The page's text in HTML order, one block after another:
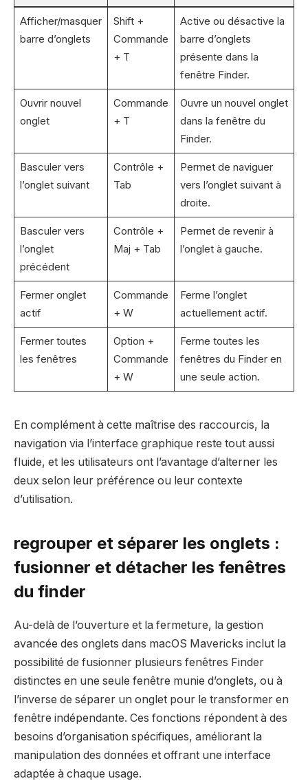
Afficher/masquer
barre d’onglets
Shift +
Commande
+ T
Active ou désactive la
barre d’onglets
présente dans la
fenêtre Finder.
Ouvrir nouvel
onglet
Commande
+ T
Ouvre un nouvel onglet
dans la fenêtre du
Finder.
Basculer vers
l’onglet suivant
Contrôle +
Tab
Permet de naviguer
vers l’onglet suivant à
droite.
Basculer vers
l’onglet
précédent
Contrôle +
Maj + Tab
Permet de revenir à
l’onglet à gauche.
Fermer onglet
actif
Commande
+ W
Ferme l’onglet
actuellement actif.
Fermer toutes
les fenêtres
Option +
Commande
+ W
Ferme toutes les
fenêtres du Finder en
une seule action.
En complément à cette maîtrise des raccourcis, la
navigation via l’interface graphique reste tout aussi
fluide, et les utilisateurs ont l’avantage d’alterner les
deux selon leur préférence ou leur contexte
d’utilisation.
regrouper et séparer les onglets :
fusionner et détacher les fenêtres
du finder
Au-delà de l’ouverture et la fermeture, la gestion
avancée des onglets dans macOS Mavericks inclut la
possibilité de fusionner plusieurs fenêtres Finder
distinctes en une seule fenêtre munie d’onglets, ou à
l’inverse de séparer un onglet pour le transformer en
fenêtre indépendante. Ces fonctions répondent à des
besoins d’organisation spécifiques, améliorant la
manipulation des données et offrant une interface
adaptée à chaque usage.